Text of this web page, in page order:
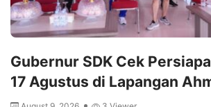
Gubernur SDK Cek
17 Agustus di Lapangan